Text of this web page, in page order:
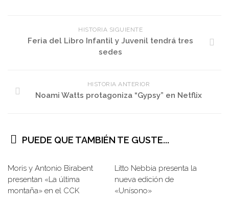
HISTORIA SIGUIENTE
Feria del Libro Infantil y Juvenil tendrá tres
sedes
HISTORIA ANTERIOR
Noami Watts protagoniza “Gypsy” en Netflix
PUEDE QUE TAMBIÉN TE GUSTE...
Moris y Antonio Birabent
presentan «La última
montaña» en el CCK
Litto Nebbia presenta la
nueva edición de
«Unísono»